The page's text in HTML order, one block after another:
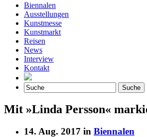
Biennalen
Ausstellungen
Kunstmesse
Kunstmarkt
Reisen
News
Interview
Kontakt
Mit »Linda Persson«
14. Aug. 2017 in Biennalen